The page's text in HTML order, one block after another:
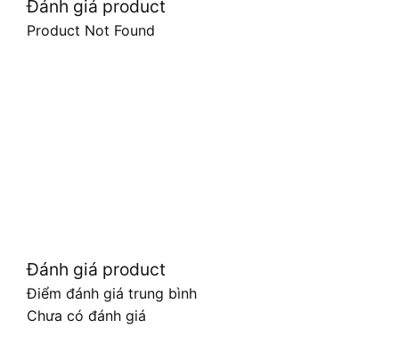
Đánh giá product
Product Not Found
Đánh giá product
Điểm đánh giá trung bình
Chưa có đánh giá